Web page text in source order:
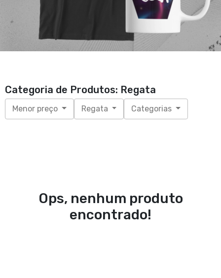
Categoria de Produtos: Regata
Menor preço Regata Categorias
Ops, nenhum produto
encontrado!